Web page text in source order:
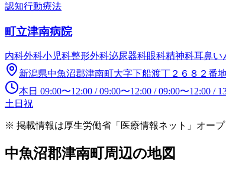
認知行動療法
町立津南病院
内科外科小児科整形外科泌尿器科眼科精神科耳鼻い
新潟県中魚沼郡津南町大字下船渡丁２６８２番
本日 09:00〜12:00 /09:00〜12:00 /09:00〜12:00 /
土日祝
※ 掲載情報は厚生労働省「医療情報ネット」オー
中魚沼郡津南町 周辺の地図